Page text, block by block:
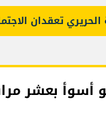
تعقدان الاجتماع